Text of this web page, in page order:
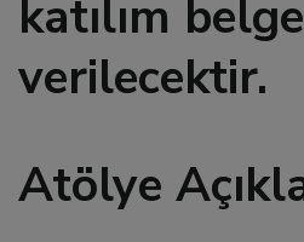
katılım
verilecektir.
Atölye